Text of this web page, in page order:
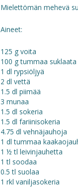
Mielettömän mehevä
Aineet:
125 g voita
100 g tummaa
1 dl rypsiöljyä
2 dl vettä
1.5 dl piimää
3 munaa
1.5 dl sokeria
1.5 dl fariinisokeria
4.75 dl vehnäjauhoja
1 dl tummaa
1 ½ tl leivinjauhetta
1 tl soodaa
0.5 tl suolaa
1 rkl vaniljasokeria